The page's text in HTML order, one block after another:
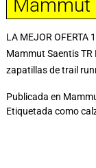
Mammut
LA MEJOR OFERTA
Mammut Saentis
zapatillas de trail
Publicada en
Etiquetada como